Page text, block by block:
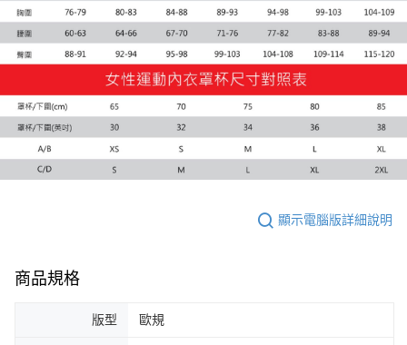
宅配(離島恕不配送)
每筆NT$150，滿NT$1,800(含以上)免運費
宅配貨到付款(離島恕不配送)
每筆NT$180
顯示電腦版詳細說明
商品規格
版型 歐規